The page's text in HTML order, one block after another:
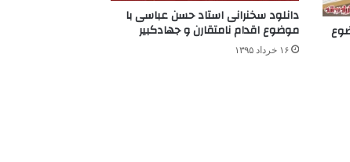
دانلود سخنرانی استاد حسن عباسی با
موضوع اقدام نامتقارن و جهادکبیر
۱۶ خرداد ۱۳۹۵